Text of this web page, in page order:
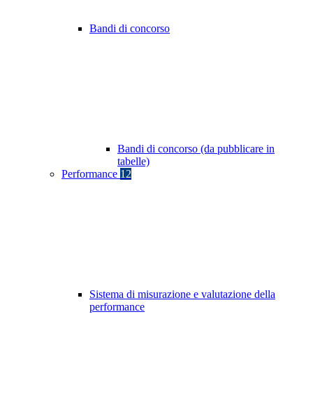
Bandi di concorso
Bandi di concorso (da pubblicare in
tabelle)
Performance 12
Sistema di misurazione e valutazione della
performance